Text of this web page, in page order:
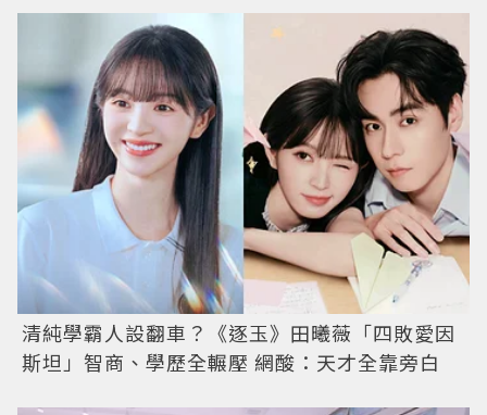
清純學霸人設翻車？《逐玉》田曦薇「四敗愛因
斯坦」智商、學歷全輾壓 網酸：天才全靠旁白